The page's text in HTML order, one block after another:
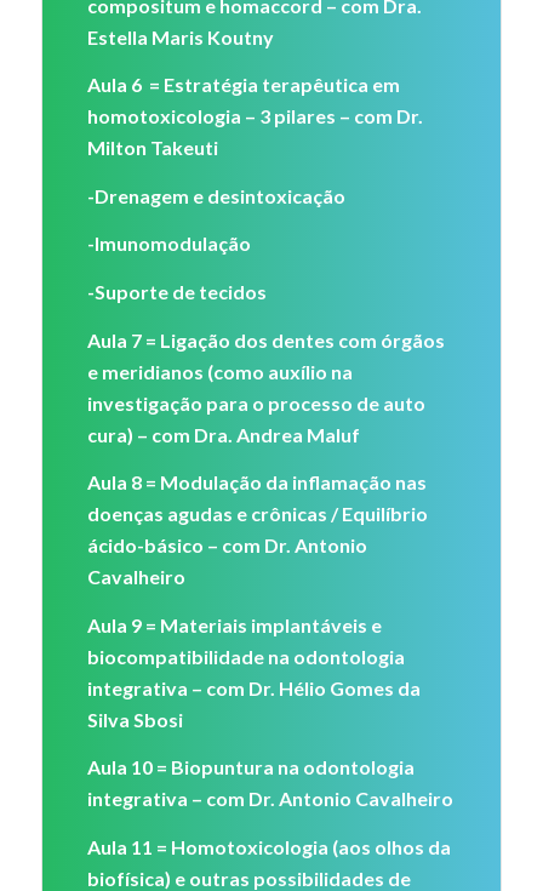
compositum e homaccord – com Dra.
Estella Maris Koutny
Aula 6 = Estratégia terapêutica em
homotoxicologia – 3 pilares – com Dr.
Milton Takeuti
-Drenagem e desintoxicação
-Imunomodulação
-Suporte de tecidos
Aula 7 = Ligação dos dentes com órgãos
e meridianos (como auxílio na
investigação para o processo de auto
cura) – com Dra. Andrea Maluf
Aula 8 = Modulação da inflamação nas
doenças agudas e crônicas / Equilíbrio
ácido-básico – com Dr. Antonio
Cavalheiro
Aula 9 = Materiais implantáveis e
biocompatibilidade na odontologia
integrativa – com Dr. Hélio Gomes da
Silva Sbosi
Aula 10 = Biopuntura na odontologia
integrativa – com Dr. Antonio Cavalheiro
Aula 11 = Homotoxicologia (aos olhos da
biofísica) e outras possibilidades de